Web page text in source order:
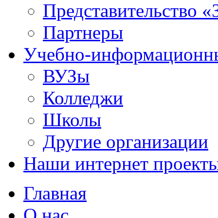
Представительство
Партнеры
Учебно-
ВУЗы
Колледжи
Школы
Другие организации
Наши интернет
Главная